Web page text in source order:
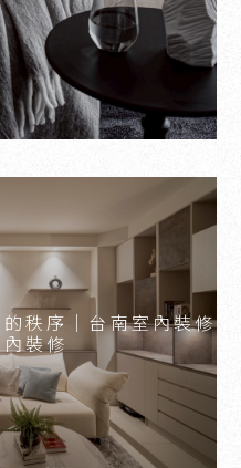
秩序｜台南室內裝修
裝修